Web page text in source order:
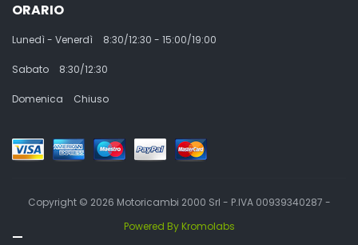
ORARIO
Lunedì - Venerdì 8:30/12:30 - 15:00/19:00
Sabato 8:30/12:30
Domenica Chiuso
Copyright © 2026 Motoricambi 2000 Srl - P.IVA 00939340287 -
Powered By Kromolabs